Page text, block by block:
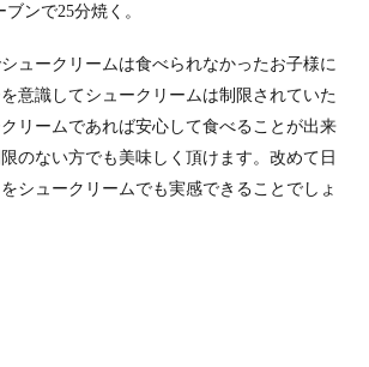
ンで25分焼く。
ュークリームは食べられなかったお子様に
意識してシュークリームは制限されていた
リームであれば安心して食べることが出来
のない方でも美味しく頂けます。改めて日
シュークリームでも実感できることでしょ